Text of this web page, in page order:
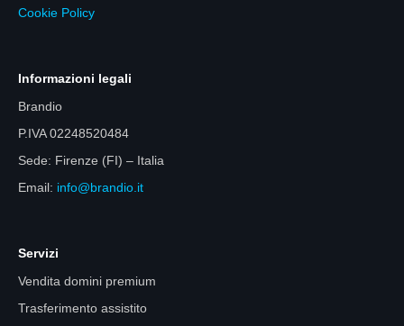
Cookie Policy
Informazioni legali
Brandio
P.IVA 02248520484
Sede: Firenze (FI) – Italia
Email: info@brandio.it
Servizi
Vendita domini premium
Trasferimento assistito